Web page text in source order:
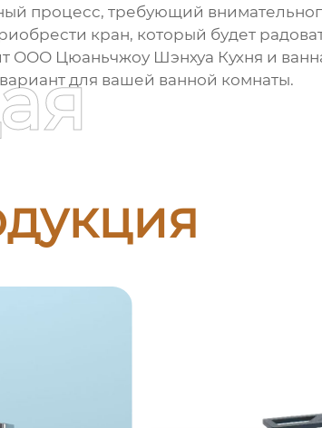
процесс, требующий
кран, который будет
ООО Цюаньчжоу Шэнхуа Кухня и
для вашей ванной комнаты.